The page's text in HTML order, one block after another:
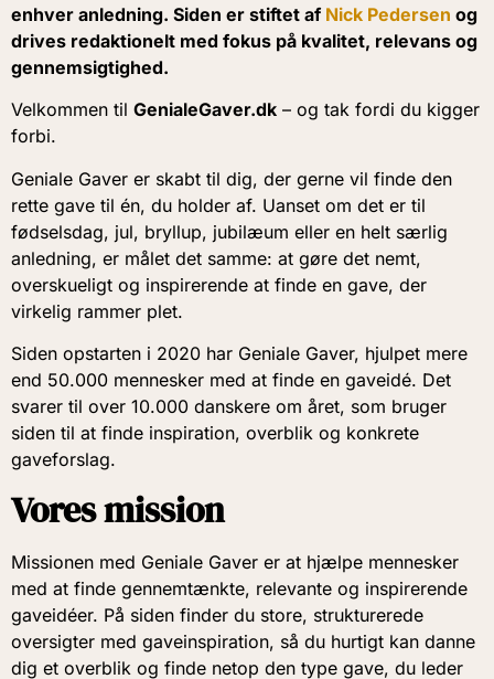
enhver anledning. Siden er stiftet af Nick Pedersen og
drives redaktionelt med fokus på kvalitet, relevans og
gennemsigtighed.
Velkommen til GenialeGaver.dk – og tak fordi du kigger
forbi.
Geniale Gaver er skabt til dig, der gerne vil finde den
rette gave til én, du holder af. Uanset om det er til
fødselsdag, jul, bryllup, jubilæum eller en helt særlig
anledning, er målet det samme: at gøre det nemt,
overskueligt og inspirerende at finde en gave, der
virkelig rammer plet.
Siden opstarten i 2020 har Geniale Gaver, hjulpet mere
end 50.000 mennesker med at finde en gaveidé. Det
svarer til over 10.000 danskere om året, som bruger
siden til at finde inspiration, overblik og konkrete
gaveforslag.
Vores mission
Missionen med Geniale Gaver er at hjælpe mennesker
med at finde gennemtænkte, relevante og inspirerende
gaveidéer. På siden finder du store, strukturerede
oversigter med gaveinspiration, så du hurtigt kan danne
dig et overblik og finde netop den type gave, du leder